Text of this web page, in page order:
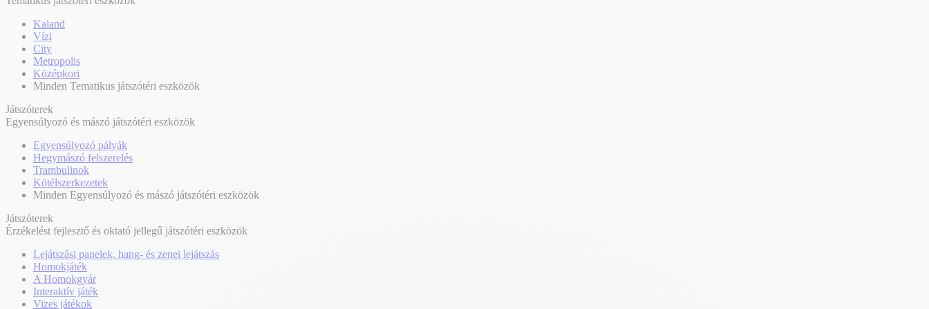
Kaland
Vízi
City
Metropolis
Középkori
Minden Tematikus játszótéri eszközök
Játszóterek
Egyensúlyozó és mászó játszótéri eszközök
Egyensúlyozó pályák
Hegymászó felszerelés
Trambulinok
Kötélszerkezetek
Minden Egyensúlyozó és mászó játszótéri eszközök
Játszóterek
Érzékelést fejlesztő és oktató jellegű játszótéri eszközök
Lejátszási panelek, hang- és zenei lejátszás
Homokjáték
A Homokgyár
Interaktív játék
Vizes játékok